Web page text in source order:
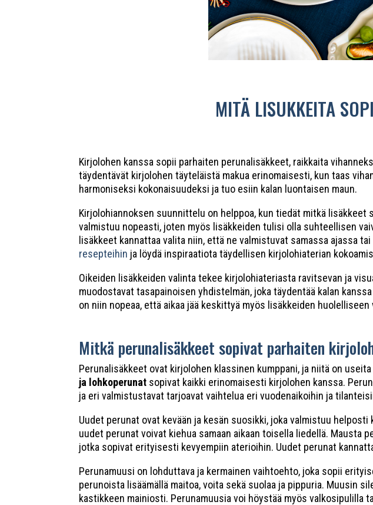
MITÄ LISUKKEITA
Kirjolohen kanssa sopii parhaiten perunalisäkkeet, raikkaita
täydentävät kirjolohen täyteläistä makua erinomaisesti, kun taas
harmoniseksi kokonaisuudeksi ja tuo esiin kalan luontaisen maun.
Kirjolohiannoksen suunnittelu on helppoa, kun tiedät mitkä
valmistuu nopeasti, joten myös lisäkkeiden tulisi olla suhteellisen
lisäkkeet kannattaa valita niin, että ne valmistuvat samassa ajassa
resepteihin ja löydä inspiraatiota täydellisen kirjolohiaterian
Oikeiden lisäkkeiden valinta tekee kirjolohiateriasta ravitsevan ja
muodostavat tasapainoisen yhdistelmän, joka täydentää kalan
on niin nopeaa, että aikaa jää keskittyä myös lisäkkeiden
Mitkä perunalisäkkeet sopivat parhaiten
Perunalisäkkeet ovat kirjolohen klassinen kumppani, ja niitä on
ja lohkoperunat sopivat kaikki erinomaisesti kirjolohen kanssa.
ja eri valmistustavat tarjoavat vaihtelua eri vuodenaikoihin ja
Uudet perunat ovat kevään ja kesän suosikki, joka valmistuu
uudet perunat voivat kiehua samaan aikaan toisella liedellä. Mausta
jotka sopivat erityisesti kevyempiin aterioihin. Uudet perunat
Perunamuusi on lohduttava ja kermainen vaihtoehto, joka sopii
perunoista lisäämällä maitoa, voita sekä suolaa ja pippuria. Muusin
kastikkeen mainiosti. Perunamuusia voi höystää myös valkosipulilla